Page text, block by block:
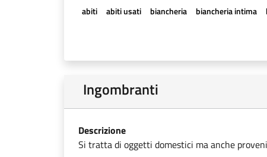
abiti abiti usati biancheria biancheria intima
Ingombranti
Descrizione
Si tratta di oggetti domestici ma anche